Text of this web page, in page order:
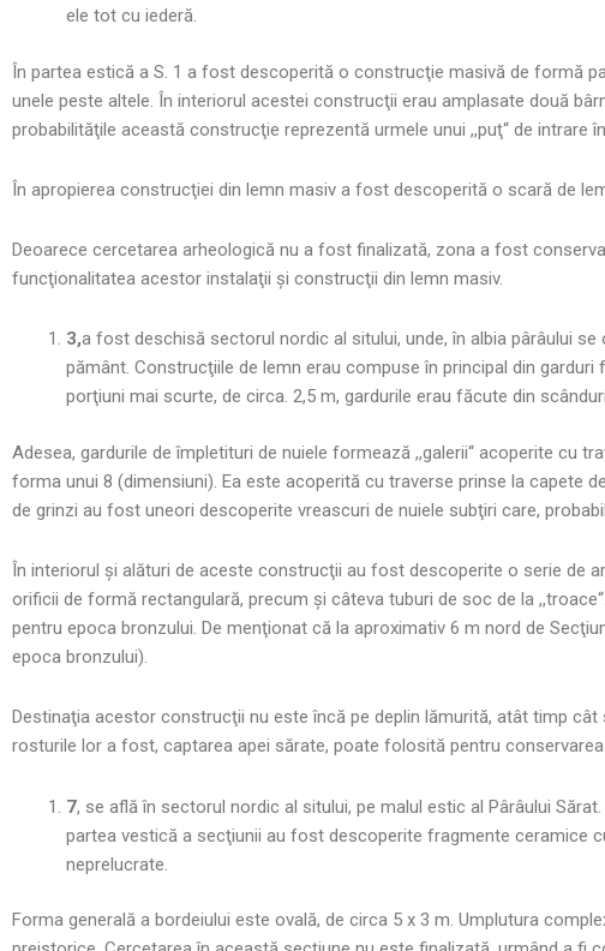
ele tot cu iederă.
În partea estică a S. 1 a fost descoperită o construcţie masivă de formă
unele peste altele. În interiorul acestei construcţii erau amplasate două
probabilităţile această construcţie reprezentă urmele unui ,,puţ“ de intrare în
În apropierea construcţiei din lemn masiv a fost descoperită o scară de
Deoarece cercetarea arheologică nu a fost finalizată, zona a fost
funcţionalitatea acestor instalaţii şi construcţii din lemn masiv.
3,a fost deschisă sectorul nordic al sitului, unde, în albia pârâului
pământ. Construcţiile de lemn erau compuse în principal din
porţiuni mai scurte, de circa. 2,5 m, gardurile erau făcute din
Adesea, gardurile de împletituri de nuiele formează ,,galerii“ acoperite cu
forma unui 8 (dimensiuni). Ea este acoperită cu traverse prinse la capete
de grinzi au fost uneori descoperite vreascuri de nuiele subţiri care,
În interiorul şi alături de aceste construcţii au fost descoperite o serie de
orificii de formă rectangulară, precum şi câteva tuburi de soc de la
pentru epoca bronzului. De menţionat că la aproximativ 6 m nord de
epoca bronzului).
Destinaţia acestor construcţii nu este încă pe deplin lămurită, atât timp
rosturile lor a fost, captarea apei sărate, poate folosită pentru
7, se află în sectorul nordic al sitului, pe malul estic al Pârâului
partea vestică a secţiunii au fost descoperite fragmente ceramice
neprelucrate.
Forma generală a bordeiului este ovală, de circa 5 x 3 m. Umplutura